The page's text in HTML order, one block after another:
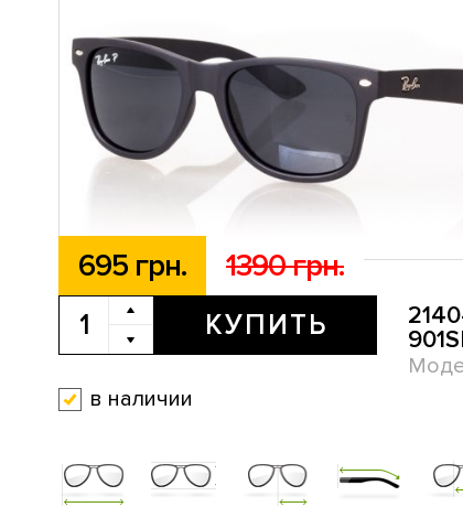
695 грн. 1390 грн.
КУПИТЬ
в наличии